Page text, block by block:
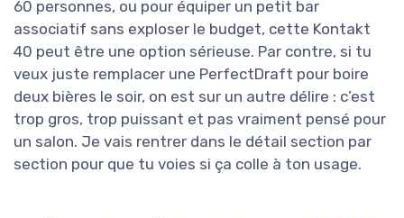
60 personnes, ou pour équiper un petit bar
associatif sans exploser le budget, cette Kontakt
40 peut être une option sérieuse. Par contre, si tu
veux juste remplacer une PerfectDraft pour boire
deux bières le soir, on est sur un autre délire : c’est
trop gros, trop puissant et pas vraiment pensé pour
un salon. Je vais rentrer dans le détail section par
section pour que tu voies si ça colle à ton usage.